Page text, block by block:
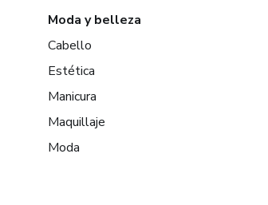
Moda y belleza
Cabello
Estética
Manicura
Maquillaje
Moda